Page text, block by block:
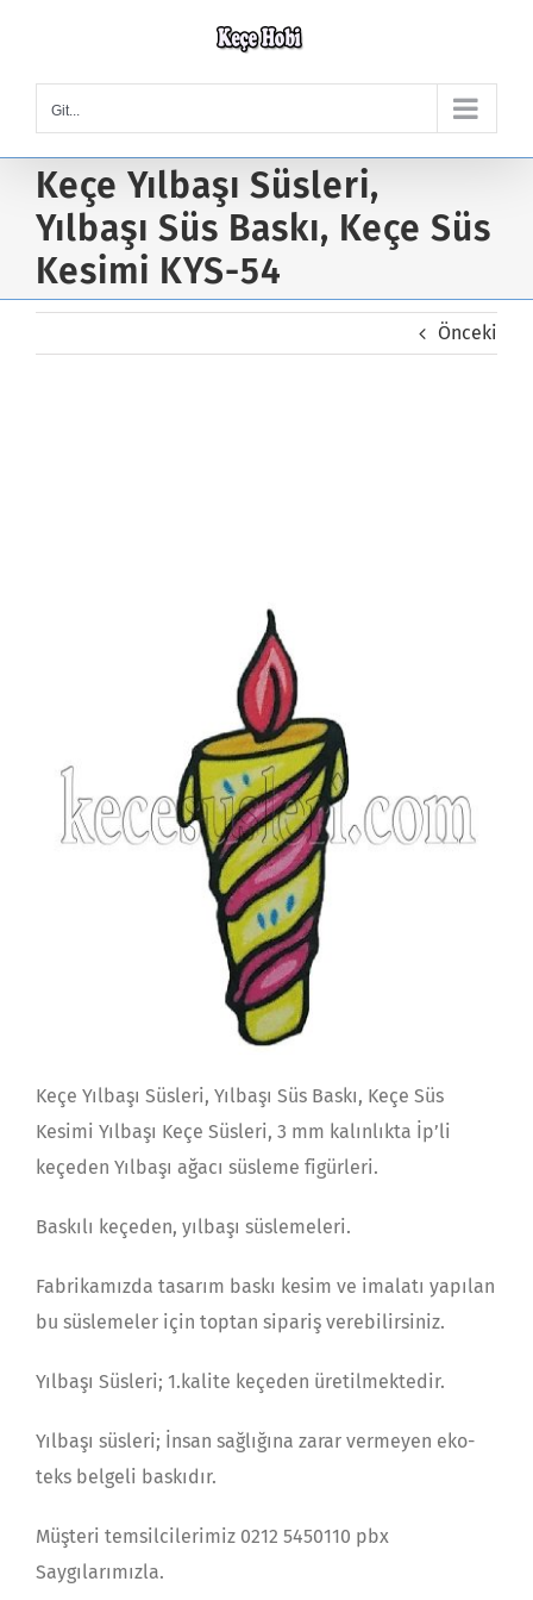
content
Git...
Keçe Yılbaşı Süsleri,
Yılbaşı Süs Baskı, Keçe Süs
Kesimi KYS-54
Önceki
Keçe Yılbaşı Süsleri, Yılbaşı Süs Baskı, Keçe Süs
Kesimi Yılbaşı Keçe Süsleri, 3 mm kalınlıkta İp’li
keçeden Yılbaşı ağacı süsleme figürleri.
Baskılı keçeden, yılbaşı süslemeleri.
Fabrikamızda tasarım baskı kesim ve imalatı yapılan
bu süslemeler için toptan sipariş verebilirsiniz.
Yılbaşı Süsleri; 1.kalite keçeden üretilmektedir.
Yılbaşı süsleri; İnsan sağlığına zarar vermeyen eko-
teks belgeli baskıdır.
Müşteri temsilcilerimiz 0212 5450110 pbx
Saygılarımızla.